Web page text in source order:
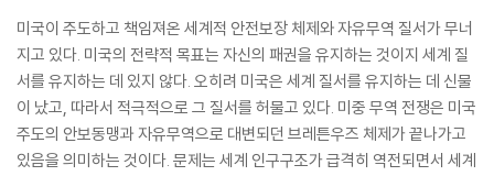
미국이 주도하고 책임져온 세계적 안전보장 체제와 자유무역 질서가 무너
지고 있다. 미국의 전략적 목표는 자신의 패권을 유지하는 것이지 세계 질
서를 유지하는 데 있지 않다. 오히려 미국은 세계 질서를 유지하는 데 신물
이 났고, 따라서 적극적으로 그 질서를 허물고 있다. 미중 무역 전쟁은 미국
주도의 안보동맹과 자유무역으로 대변되던 브레튼우즈 체제가 끝나가고
있음을 의미하는 것이다. 문제는 세계 인구구조가 급격히 역전되면서 세계